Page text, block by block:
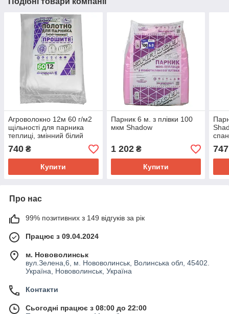
Агроволокно 12м 60 г/м2
щільності для парника
теплиці, змінний білий
прошитий спанбонд
740 ₴
Купити
Парник 6 м. з плівки 100
мкм Shadow
1 202₴
Купити
60
747
Про нас
99% позитивних з 149 відгуків за рік
Працює з 09.04.2024
м. Нововолинськ
вул.Зелена,6, м. Нововолинськ, Волинська обл, 45402.
Україна, Нововолинськ, Україна
Контакти
Сьогодні працює з 08:00 до 22:00